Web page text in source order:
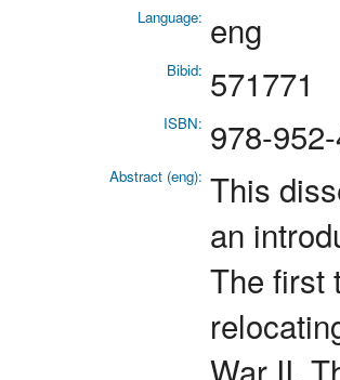
Language: eng
Bibid: 571771
ISBN: 978-
Abstract (eng): This
an
The first
War II.